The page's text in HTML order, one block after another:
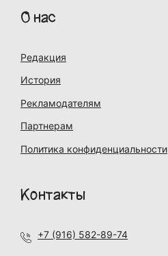
О нас
Редакция
История
Рекламодателям
Партнерам
Политика конфиденциальности
Контакты
+7 (916) 582-89-74